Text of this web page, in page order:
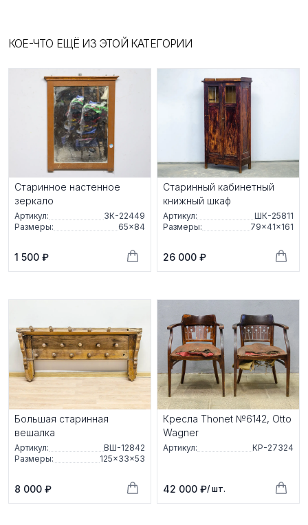
КОЕ-ЧТО ЕЩЁ ИЗ ЭТОЙ КАТЕГОРИИ
Старинное настенное
зеркало
Артикул:
ЗК-22449
Размеры:
65×84
1 500 ₽
Старинный кабинетный
книжный шкаф
Артикул:
ШК-25811
Размеры:
79×41×161
26 000 ₽
Большая старинная
вешалка
Артикул:
ВШ-12842
Размеры:
125×33×53
8 000 ₽
Кресла Thonet №6142, Otto
Wagner
Артикул: КР-27324
42 000 ₽/ шт.